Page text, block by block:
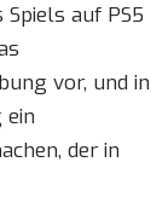
auf PS5
vor, und in
ein
der in